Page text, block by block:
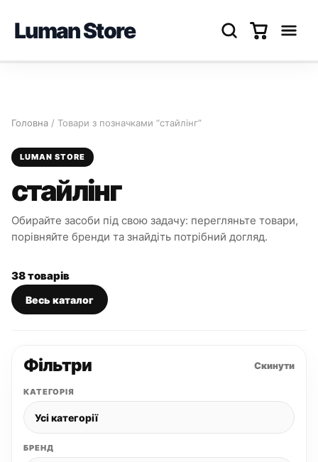
Luman Store
Головна / Товари з позначками “стайлінг”
LUMAN STORE
стайлінг
Обирайте засоби під свою задачу: перегляньте товари,
порівняйте бренди та знайдіть потрібний догляд.
38 товарів
Весь каталог
Фільтри Скинути
КАТЕГОРІЯ
БРЕНД